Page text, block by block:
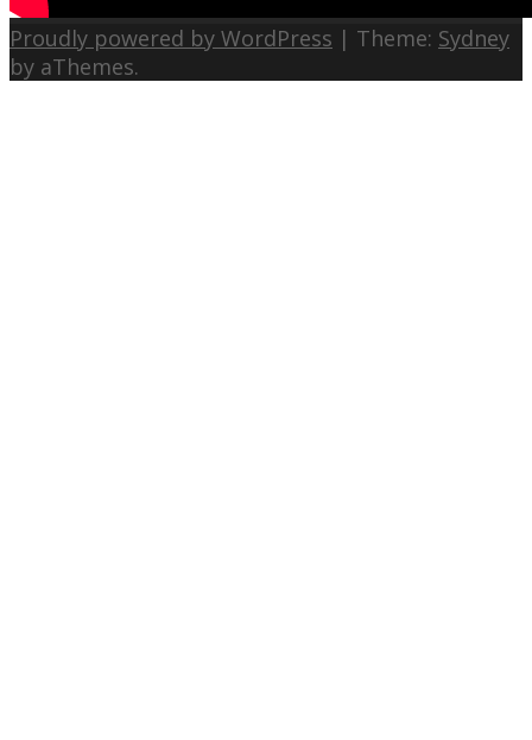
Proudly powered by WordPress | Theme: Sydney
by aThemes.